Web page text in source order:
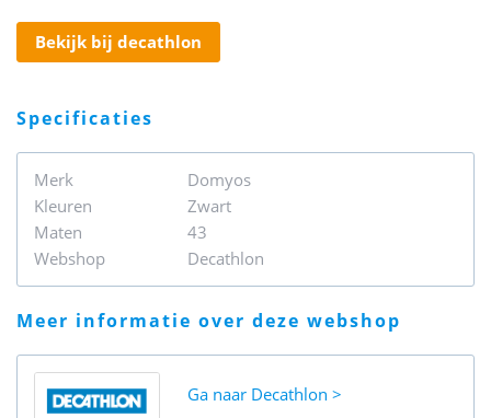
bekijk bij decathlon
specificaties
Merk
Domyos
Kleuren
Zwart
Maten
43
Webshop
Decathlon
meer informatie over deze webshop
Ga naar Decathlon